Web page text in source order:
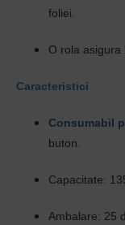
foliei.
O rola asigura
Caracteristici
Consumabil
buton.
Capacitate:
Ambalare: 25